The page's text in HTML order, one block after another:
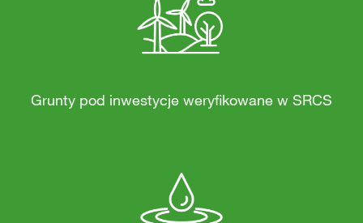
Grunty pod inwestycje weryfikowane w SRCS